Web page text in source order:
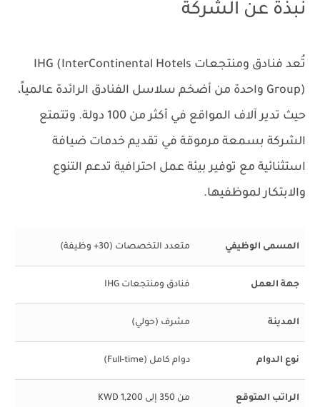
نبذة عن الشركة
تُعد فنادق ومنتجعات IHG (InterContinental Hotels
Group) واحدة من أضخم سلاسل الفنادق الرائدة عالمياً،
حيث تدير آلاف المواقع في أكثر من 100 دولة. وتتمتع
الشركة بسمعة مرموقة في تقديم خدمات ضيافة
استثنائية مع توفير بيئة عمل احترافية تدعم التنوع
والابتكار لموظفيها.
المسمى الوظيفي متعدد التخصصات (30+ وظيفة)
جهة العمل فنادق ومنتجعات IHG
المدينة مشرف (حولي)
نوع الدوام دوام كامل (Full-time)
الراتب المتوقع من 350 إلى 1,200 KWD